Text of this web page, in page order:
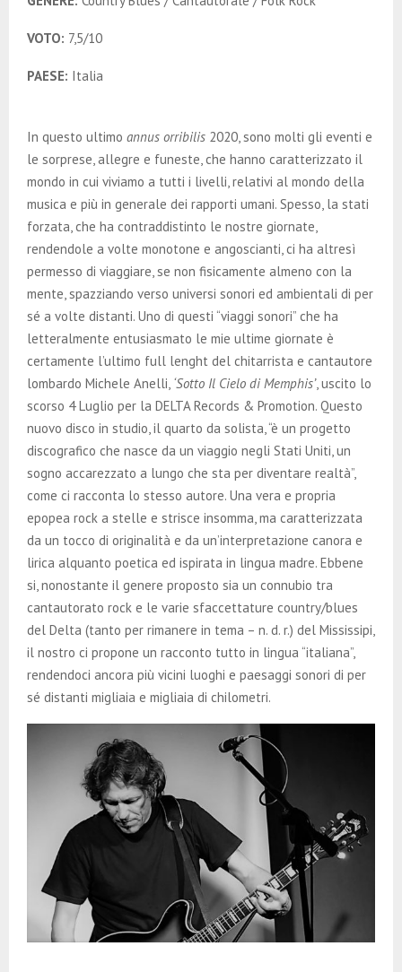
VOTO: 7,5/10
PAESE: Italia
In questo ultimo annus orribilis 2020, sono molti gli eventi e
le sorprese, allegre e funeste, che hanno caratterizzato il
mondo in cui viviamo a tutti i livelli, relativi al mondo della
musica e più in generale dei rapporti umani. Spesso, la stati
forzata, che ha contraddistinto le nostre giornate,
rendendole a volte monotone e angoscianti, ci ha altresì
permesso di viaggiare, se non fisicamente almeno con la
mente, spazziando verso universi sonori ed ambientali di per
sé a volte distanti. Uno di questi “viaggi sonori” che ha
letteralmente entusiasmato le mie ultime giornate è
certamente l’ultimo full lenght del chitarrista e cantautore
lombardo Michele Anelli, ‘Sotto Il Cielo di Memphis’, uscito lo
scorso 4 Luglio per la DELTA Records & Promotion. Questo
nuovo disco in studio, il quarto da solista, “è un progetto
discografico che nasce da un viaggio negli Stati Uniti, un
sogno accarezzato a lungo che sta per diventare realtà”,
come ci racconta lo stesso autore. Una vera e propria
epopea rock a stelle e strisce insomma, ma caratterizzata
da un tocco di originalità e da un’interpretazione canora e
lirica alquanto poetica ed ispirata in lingua madre. Ebbene
si, nonostante il genere proposto sia un connubio tra
cantautorato rock e le varie sfaccettature country/blues
del Delta (tanto per rimanere in tema – n. d. r.) del Mississipi,
il nostro ci propone un racconto tutto in lingua “italiana”,
rendendoci ancora più vicini luoghi e paesaggi sonori di per
sé distanti migliaia e migliaia di chilometri.